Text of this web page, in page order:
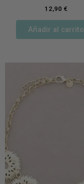
12,90 €
Añadir al carrito